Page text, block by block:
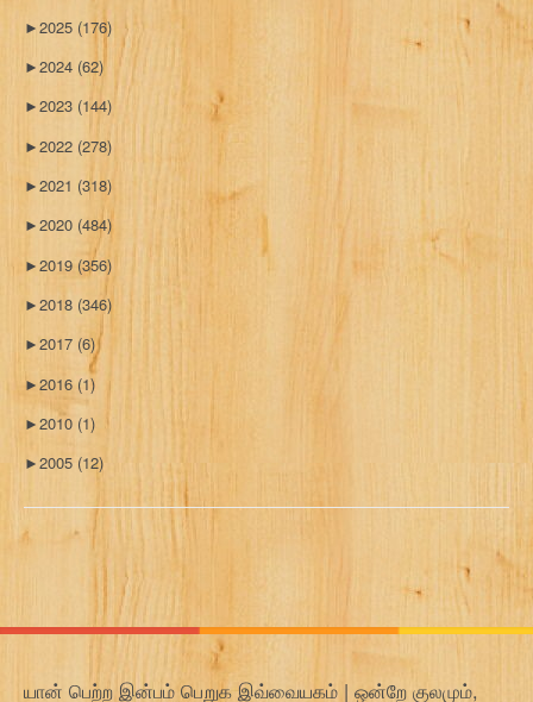
►2025 (176)
►2024 (62)
►2023 (144)
►2022 (278)
►2021 (318)
►2020 (484)
►2019 (356)
►2018 (346)
►2017 (6)
►2016 (1)
►2010 (1)
►2005 (12)
யான் பெற்ற இன்பம் பெறுக இவ்வையகம் | ஒன்றே குலமும்,